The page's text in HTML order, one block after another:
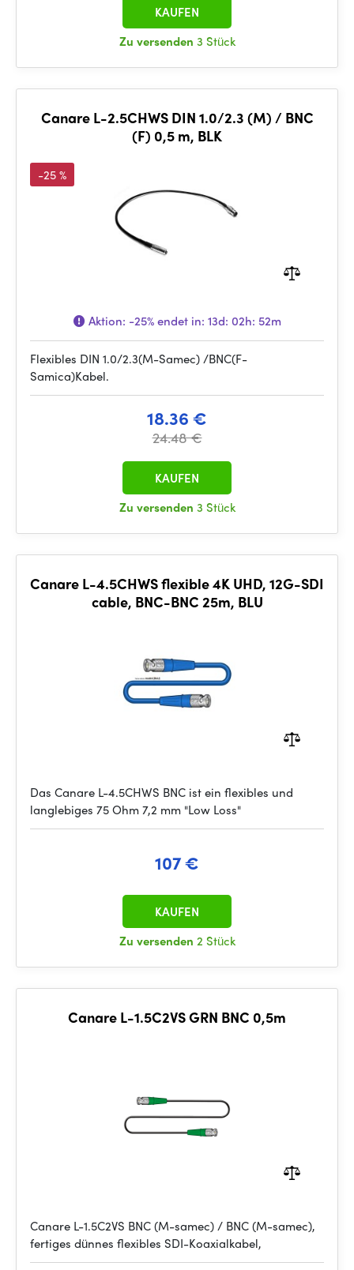
Zu versenden 3 Stück
KAUFEN
Canare L-2.5CHWS DIN 1.0/2.3 (M) / BNC
(F) 0,5 m, BLK
-25 %
Aktion: -25%endet in: 13d: 02h: 52m
Flexibles DIN 1.0/2.3(M-Samec) /BNC(F-
Samica)Kabel.
18.36 €
24.48 €
Zu versenden 3 Stück
KAUFEN
Canare L-4.5CHWS flexible 4K UHD, 12G-SDI
cable, BNC-BNC 25m, BLU
Das Canare L-4.5CHWS BNC ist ein flexibles und
langlebiges 75 Ohm 7,2 mm "Low Loss"
107 €
Zu versenden 2 Stück
KAUFEN
Canare L-1.5C2VS GRN BNC 0,5m
Canare L-1.5C2VS BNC (M-samec) / BNC (M-samec),
fertiges dünnes flexibles SDI-Koaxialkabel,